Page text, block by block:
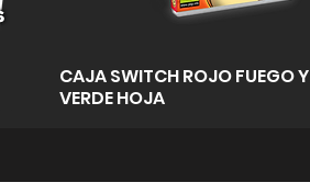
Vista rápida
CAJA SWITCH ROJO FUEGO Y
VERDE HOJA